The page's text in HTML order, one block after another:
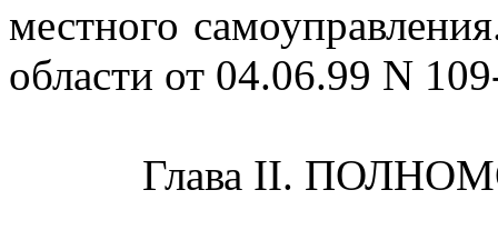
местного
области от 04.06.99 N
Глава II.